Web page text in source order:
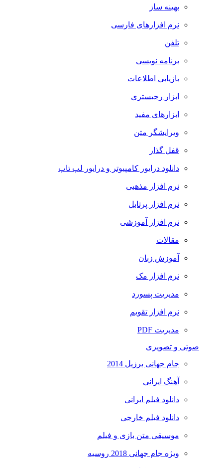
بهینه ساز
نرم افزارهای فارسی
تلفن
برنامه نویسی
بازیابی اطلاعات
ابزار رجیستری
ابزارهای مفید
ویرایشگر متن
قفل گذار
دانلود درایور کامپیوتر و درایور لپ تاپ
نرم افزار مذهبی
نرم افزار پرتابل
نرم افزار آموزشی
مقالات
آموزش زبان
نرم افزار مک
مدیریت پسورد
نرم افزار تقویم
مدیریت PDF
صوتی و تصویری
جام جهانی برزیل 2014
آهنگ ایرانی
دانلود فیلم ایرانی
دانلود فیلم خارجی
موسیقی متن بازی و فیلم
ویژه جام جهانی 2018 روسیه